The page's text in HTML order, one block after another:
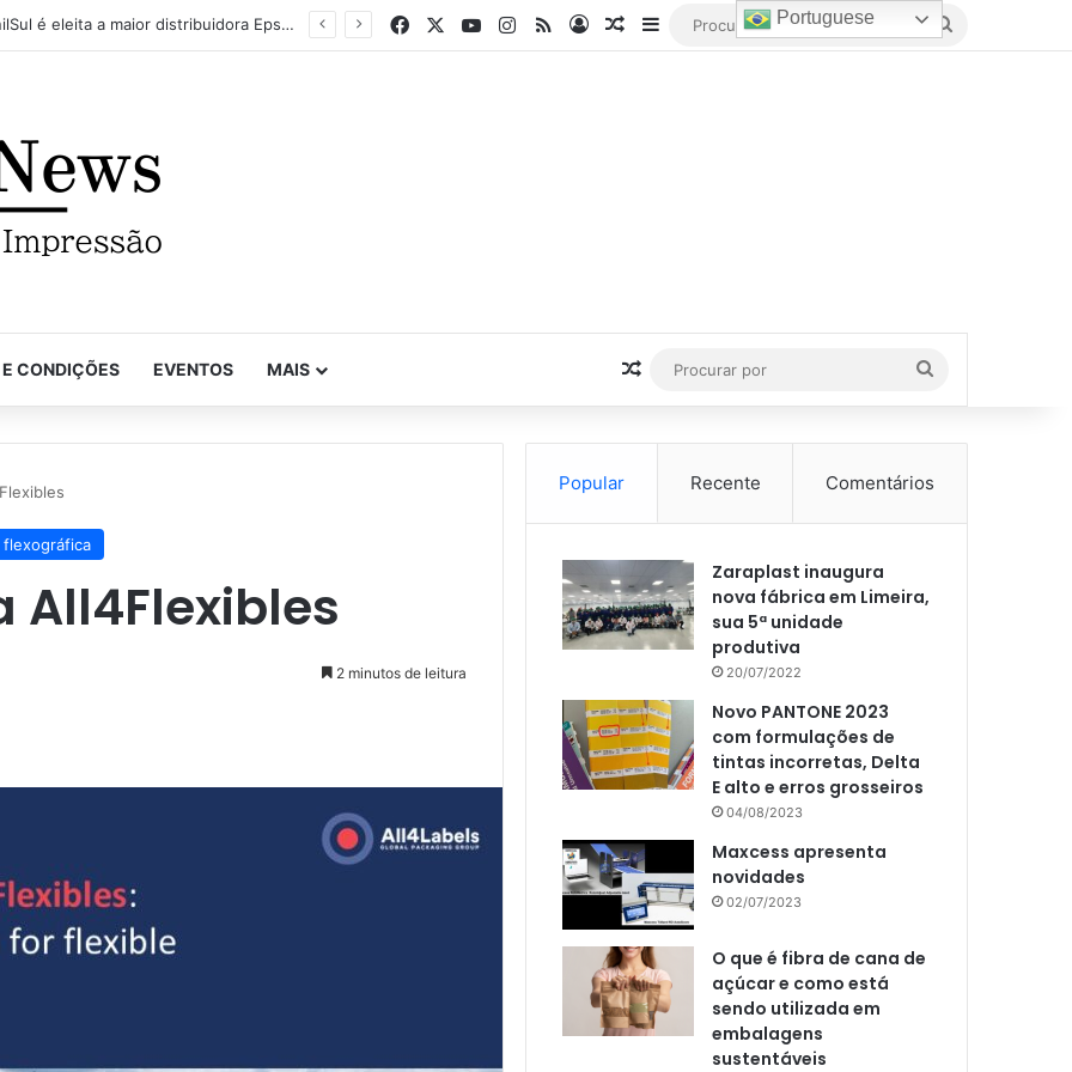
Mapel destaca versatilidade do poder da impressão na FuturePrint 2026 FacebookYouTubeInstagram
RSSEntrarArtigo aleatório
Barra Lateral
CONDIÇÕES EVENTOS MAIS Artigo aleatório
por
flexográfica
All4Flexibles
2 minutos de leitura
Popular Recente Comentários
Zaraplast inaugura
nova fábrica em Limeira,
sua 5ª unidade
produtiva
20/07/2022
Novo PANTONE 2023
com formulações de
tintas incorretas, Delta
E alto e erros grosseiros
04/08/2023
Maxcess apresenta
novidades
02/07/2023
O que é fibra de cana de
açúcar e como está
sendo utilizada em
embalagens
sustentáveis
Portuguese